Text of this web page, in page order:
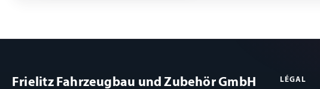
Frielitz Fahrzeugbau und Zubehör GmbH LÉGAL